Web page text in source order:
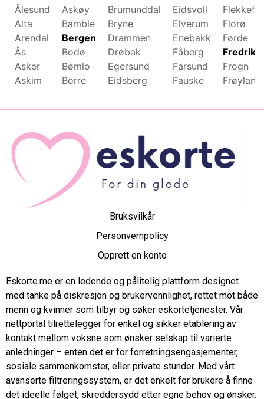
Ålesund
Alta
Arendal
Ås
Asker
Askim
Askøy
Bamble
Bergen
Bodø
Bømlo
Borre
Brumunddal
Bryne
Drammen
Drøbak
Egersund
Eidsberg
Eidsvoll
Elverum
Enebakk
Fåberg
Farsund
Fauske
Florø
Førde
Frogn
Frøyland
Bruksvilkår
Personvernpolicy
Opprett en konto
Eskorte.me er en ledende og pålitelig plattform designet
med tanke på diskresjon og brukervennlighet, rettet mot både
menn og kvinner som tilbyr og søker eskortetjenester. Vår
nettportal tilrettelegger for enkel og sikker etablering av
kontakt mellom voksne som ønsker selskap til varierte
anledninger – enten det er for forretningsengasjementer,
sosiale sammenkomster, eller private stunder. Med vårt
avanserte filtreringssystem, er det enkelt for brukere å finne
det ideelle følget, skreddersydd etter egne behov og ønsker.